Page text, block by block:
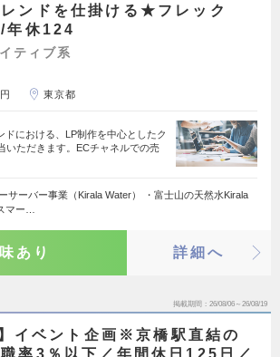
ンドを仕掛ける★フレック
年休124
ティブ系
東京都
ドにおける、LP制作を中心としたク
いただきます。ECチャネルでの売
サーバー事業（Kirala Water） ・富士山の天然水Kirala
マー…
あり 詳細へ
掲載期間 26/08/06～26/08/19
】イベント企画※京橋駅直結の
率3％以下／年間休日125日／